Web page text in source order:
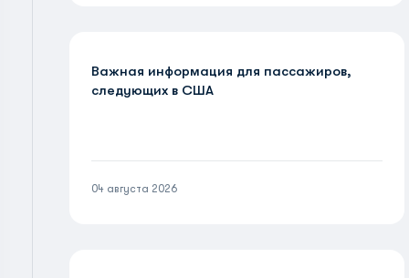
Важная информация для пассажиров,
следующих в США
04 августа 2026